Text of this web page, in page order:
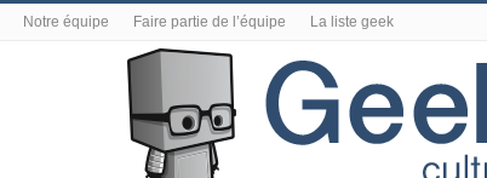
Notre équipe Faire partie de l’équipe La liste geek